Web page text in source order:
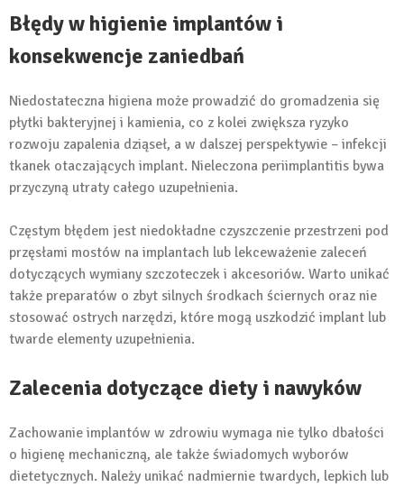
Błędy w higienie implantów i
konsekwencje zaniedbań
Niedostateczna higiena może prowadzić do gromadzenia się
płytki bakteryjnej i kamienia, co z kolei zwiększa ryzyko
rozwoju zapalenia dziąseł, a w dalszej perspektywie – infekcji
tkanek otaczających implant. Nieleczona periimplantitis bywa
przyczyną utraty całego uzupełnienia.
Częstym błędem jest niedokładne czyszczenie przestrzeni pod
przęsłami mostów na implantach lub lekceważenie zaleceń
dotyczących wymiany szczoteczek i akcesoriów. Warto unikać
także preparatów o zbyt silnych środkach ściernych oraz nie
stosować ostrych narzędzi, które mogą uszkodzić implant lub
twarde elementy uzupełnienia.
Zalecenia dotyczące diety i nawyków
Zachowanie implantów w zdrowiu wymaga nie tylko dbałości
o higienę mechaniczną, ale także świadomych wyborów
dietetycznych. Należy unikać nadmiernie twardych, lepkich lub